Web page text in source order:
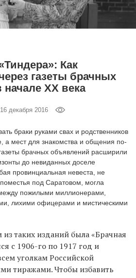
Как
газеты брачных
XX века
16 декабря 2016
браки руками свах и родственников
а мест для знакомства и общения по-
брачных объявлений расширили
до невиданных доселе
провинциальная невеста, не
под Саратовом, могла
пожилыми миллионерами,
лихими офицерами и мистическими
таких изданий была «Брачная
с 1906-го по 1917 год и
уголкам Российской
тиражами. Чтобы избавить